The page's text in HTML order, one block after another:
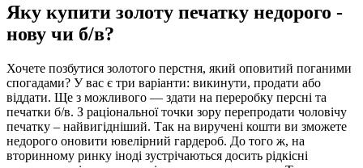
Яку купити золоту печатку недорого -
нову чи б/в?
Хочете позбутися золотого перстня, який оповитий поганими
спогадами? У вас є три варіанти: викинути, продати або
віддати. Ще з можливого — здати на переробку персні та
печатки б/в. З раціональної точки зору перепродати чоловічу
печатку – найвигідніший. Так на виручені кошти ви зможете
недорого оновити ювелірний гардероб. До того ж, на
вторинному ринку іноді зустрічаються досить рідкісні